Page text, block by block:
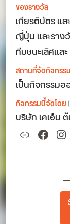
ของรางวัล
เกียรติบัตร เเ
ญี่ปุ่น เเละราง
ทีมชนะเลิศเเ
สถานที่จัดกิจกรรม
เป็นกิจกรรมอ
กิจกรรมนี้จัดโดย
บริษัท เคเอ็ม
Link